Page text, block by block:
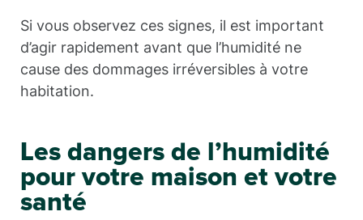
Si vous observez ces signes, il est important
d’agir rapidement avant que l’humidité ne
cause des dommages irréversibles à votre
habitation.
Les dangers de l’humidité
pour votre maison et votre
santé